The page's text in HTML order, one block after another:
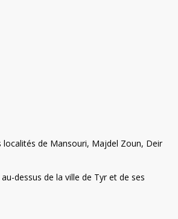
localités de Mansouri, Majdel Zoun, Deir
dessus de la ville de Tyr et de ses